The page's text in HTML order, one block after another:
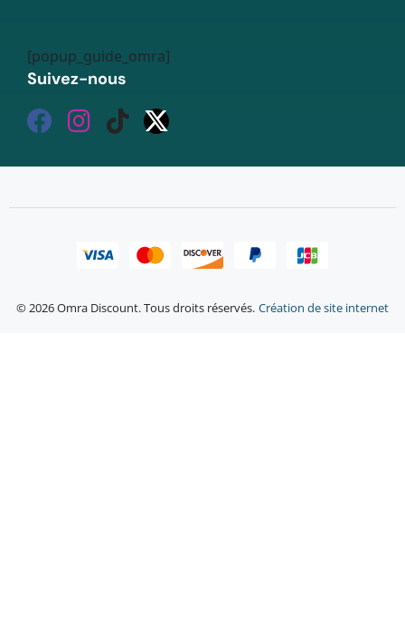
[popup_guide_omra]
Suivez-nous
© 2026 Omra Discount. Tous droits réservés. Création de site internet